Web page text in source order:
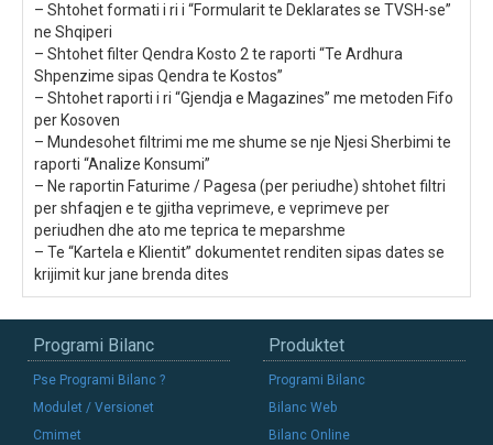
– Shtohet formati i ri i “Formularit te Deklarates se TVSH-se”
ne Shqiperi
– Shtohet filter Qendra Kosto 2 te raporti “Te Ardhura
Shpenzime sipas Qendra te Kostos”
– Shtohet raporti i ri “Gjendja e Magazines” me metoden Fifo
per Kosoven
– Mundesohet filtrimi me me shume se nje Njesi Sherbimi te
raporti “Analize Konsumi”
– Ne raportin Faturime / Pagesa (per periudhe) shtohet filtri
per shfaqjen e te gjitha veprimeve, e veprimeve per
periudhen dhe ato me teprica te meparshme
– Te “Kartela e Klientit” dokumentet renditen sipas dates se
krijimit kur jane brenda dites
Programi Bilanc
Pse Programi Bilanc ?
Modulet / Versionet
Cmimet
Produktet
Programi Bilanc
Bilanc Web
Bilanc Online